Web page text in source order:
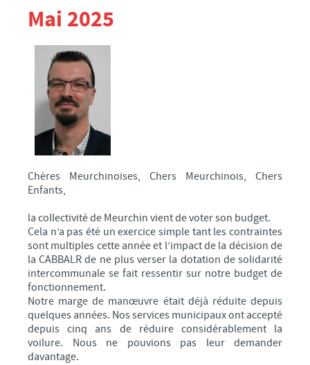
PROPOS DES ÉLUS DE L’OPPOSITION
CONSEIL MUNICIPAL JEUNES
ETAT-CIVIL
ELECTIONS
PARTENAIRES DE LA VILLE
CULTURE
ÉCOLE MUNICIPALE D'ARTS PLASTIQUES
ÉCOLE MUNICIPALE DE MUSIQUE
ACTIVITÉS BIEN-ÊTRE
ÉCOLES/JEUNESSE
ÉCOLE MATERNELLE
ÉCOLE PRIMAIRE
SERVICE MUNICIPAL JEUNESSE
RESTAURANT SCOLAIRE
Mai 2025
Chères Meurchinoises, Chers Meurchinois, Chers
Enfants,
la collectivité de Meurchin vient de voter son budget.
Cela n’a pas été un exercice simple tant les contraintes
sont multiples cette année et l’impact de la décision de
la CABBALR de ne plus verser la dotation de solidarité
intercommunale se fait ressentir sur notre budget de
fonctionnement.
Notre marge de manœuvre était déjà réduite depuis
quelques années. Nos services municipaux ont accepté
depuis cinq ans de réduire considérablement la
voilure. Nous ne pouvions pas leur demander
davantage.